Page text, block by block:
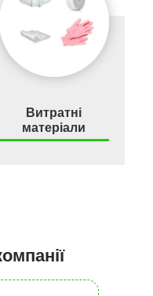
Витратні
матеріали